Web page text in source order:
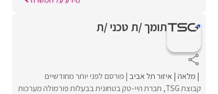
תומך /ת טכני /ת
מלאה איזור תל אביב פורסם לפני יותר מחודשיים
קבוצת TSG, חברת היי-טק בטחונית בבעלות פורמולה מערכות